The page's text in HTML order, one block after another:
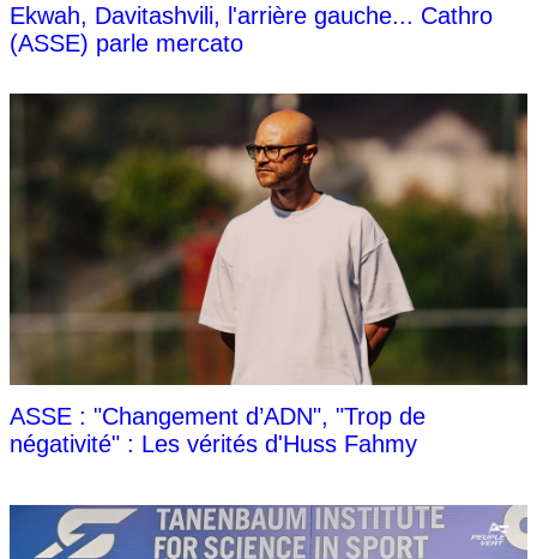
Ekwah, Davitashvili, l'arrière gauche... Cathro
(ASSE) parle mercato
ASSE : "Changement d’ADN", "Trop de
négativité" : Les vérités d'Huss Fahmy